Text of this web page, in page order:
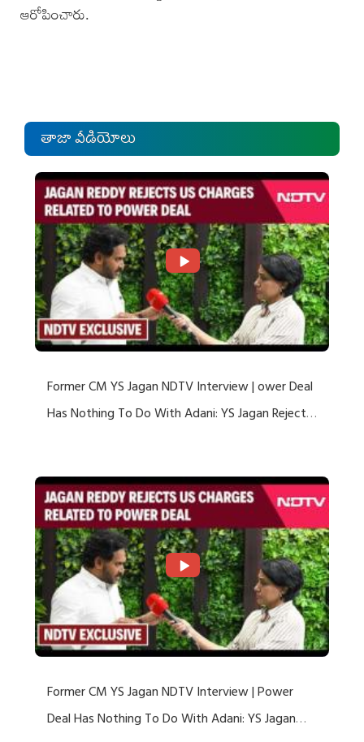
ఆరోపించారు.
తాజా వీడియోలు
Former CM YS Jagan NDTV Interview | ower Deal
Has Nothing To Do With Adani: YS Jagan Rejects
Former CM YS Jagan NDTV Interview | Power
Deal Has Nothing To Do With Adani: YS Jagan